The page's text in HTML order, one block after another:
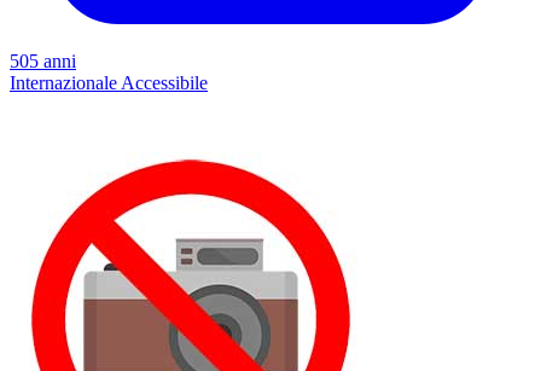
505 anni
Internazionale Accessibile